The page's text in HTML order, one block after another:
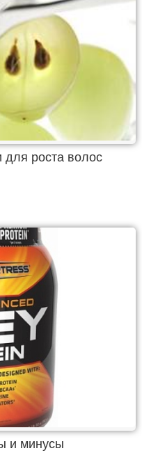
для роста волос
и минусы